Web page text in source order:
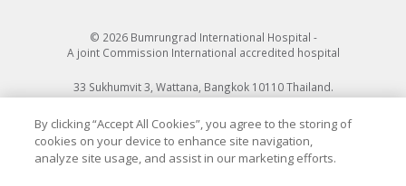
© 2026 Bumrungrad International Hospital -
A joint Commission International accredited hospital
33 Sukhumvit 3, Wattana, Bangkok 10110 Thailand.
All rights reserved.
By clicking “Accept All Cookies”, you agree to the storing of
cookies on your device to enhance site navigation,
analyze site usage, and assist in our marketing efforts.